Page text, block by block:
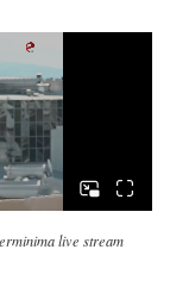
live stream